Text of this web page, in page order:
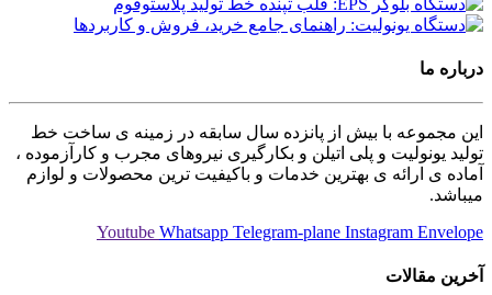
درباره ما
این مجموعه با بیش از پانزده سال سابقه در زمینه ی ساخت خط
تولید یونولیت و پلی اتیلن و بکارگیری نیروهای مجرب و کارآزموده ،
آماده ی ارائه ی بهترین خدمات و باکیفیت ترین محصولات و لوازم
میباشد.
Youtube Whatsapp Telegram-plane Instagram Envelope
آخرین مقالات